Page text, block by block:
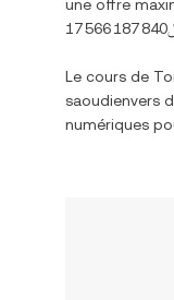
une offre
Le cours de
saoudienvers
numériques